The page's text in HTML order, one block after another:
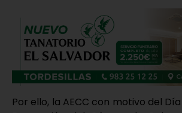
Por ello, la AECC con motivo del